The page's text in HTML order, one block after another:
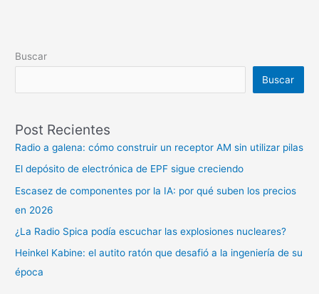
Buscar
Buscar
Post Recientes
Radio a galena: cómo construir un receptor AM sin utilizar pilas
El depósito de electrónica de EPF sigue creciendo
Escasez de componentes por la IA: por qué suben los precios
en 2026
¿La Radio Spica podía escuchar las explosiones nucleares?
Heinkel Kabine: el autito ratón que desafió a la ingeniería de su
época